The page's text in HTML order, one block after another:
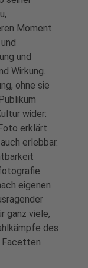
Moment
und
Wirkung.
ohne sie
wider:
erklärt
erlebbar.
eigenen
ganz viele,
des
Facetten